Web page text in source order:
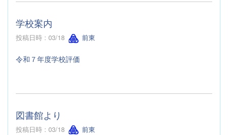
学校案内
投稿日時 : 03/18 前東
令和７年度学校評価
図書館より
投稿日時 : 03/18 前東